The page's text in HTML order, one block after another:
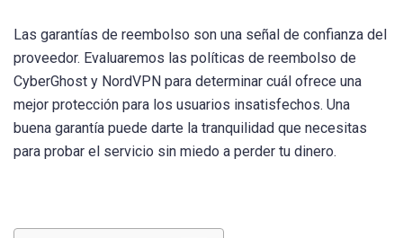
Las garantías de reembolso son una señal de confianza del
proveedor. Evaluaremos las políticas de reembolso de
CyberGhost y NordVPN para determinar cuál ofrece una
mejor protección para los usuarios insatisfechos. Una
buena garantía puede darte la tranquilidad que necesitas
para probar el servicio sin miedo a perder tu dinero.